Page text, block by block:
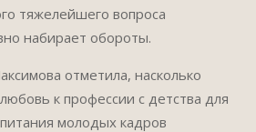
тяжелейшего вопроса
набирает обороты.
отметила, насколько
к профессии с детства для
молодых кадров